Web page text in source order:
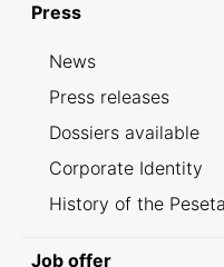
Press
News
Press releases
Dossiers available
Corporate Identity
History of the Peseta
Job offer